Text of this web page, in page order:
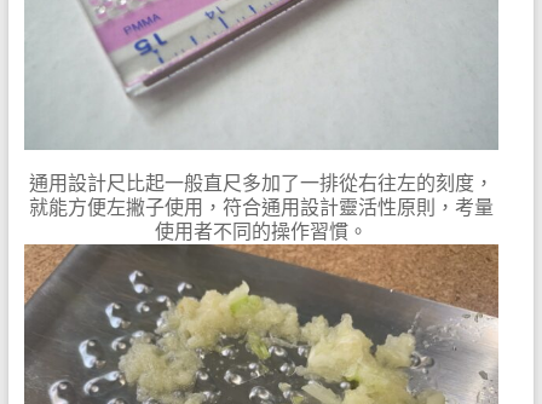
通用設計尺比起一般直尺多加了一排從右往左的刻度，
就能方便左撇子使用，符合通用設計靈活性原則，考量
使用者不同的操作習慣。